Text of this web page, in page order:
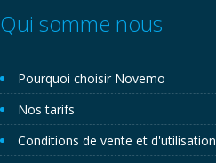
Qui somme nous
Pourquoi choisir Novemo
Nos tarifs
Conditions de vente et d'utilisation